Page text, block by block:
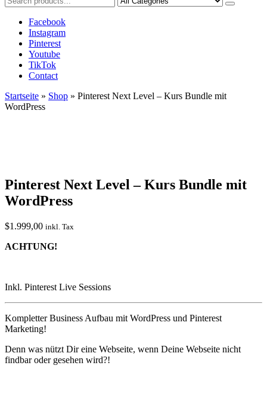
Facebook
Instagram
Pinterest
Youtube
TikTok
Contact
Startseite » Shop » Pinterest Next Level – Kurs Bundle mit
WordPress
Pinterest Next Level – Kurs Bundle mit
WordPress
$1.999,00 inkl. Tax
ACHTUNG!
Inkl. Pinterest Live Sessions
Kompletter Business Aufbau mit WordPress und Pinterest
Marketing!
Denn was nützt Dir eine Webseite, wenn Deine Webseite nicht
findbar oder gesehen wird?!